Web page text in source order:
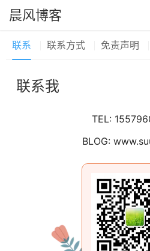
晨风博客
联系 联系方式 免责声明
联系我
TEL:
BLOG: